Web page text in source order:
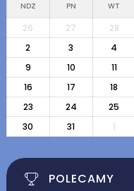
NDZ PN WT
26 27 28
2
3 4
9
10 11
16
17 18
23
24 25
30
31 1
POLECAMY